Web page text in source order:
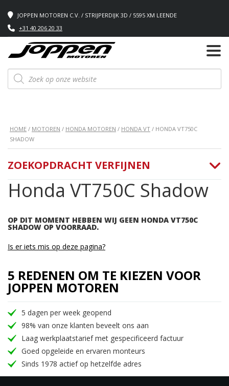
JOPPEN MOTOREN C.V. / STRIJPERDIJK 3D / 5595 XM LEENDE
+31 40 206 20 33
Producten
zoeken
HOME / MOTOREN / HONDA MOTOREN / HONDA VT / HONDA VT750C
SHADOW
Honda VT750C Shadow
OP DIT MOMENT HEBBEN WIJ GEEN HONDA VT750C
SHADOW OP VOORRAAD.
ZOEKOPDRACHT VERFIJNEN
Is er iets mis op deze pagina?
5 REDENEN OM TE KIEZEN VOOR
JOPPEN MOTOREN
5 dagen per week geopend
98% van onze klanten beveelt ons aan
Laag werkplaatstarief met gespecificeerd factuur
Goed opgeleide en ervaren monteurs
Sinds 1978 actief op hetzelfde adres